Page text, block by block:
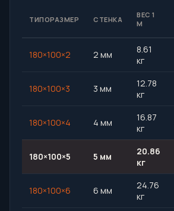
ТИПОРАЗМЕР СТЕНКА
ВЕС 1
М
180×100×2 2 мм
8.61
кг
180×100×3 3 мм
12.78
кг
180×100×4 4 мм
16.87
кг
180×100×5 5 мм
20.86
кг
180×100×6 6 мм
24.76
кг